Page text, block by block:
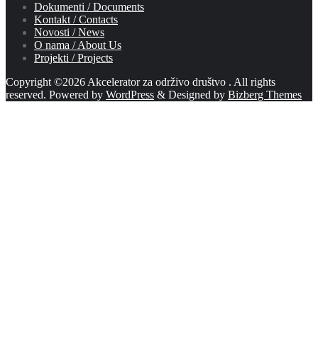
Dokumenti / Documents
Kontakt / Contacts
Novosti / News
O nama / About Us
Projekti / Projects
Copyright ©2026 Akcelerator za održivo društvo . All rights
reserved. Powered by WordPress & Designed by Bizberg Themes